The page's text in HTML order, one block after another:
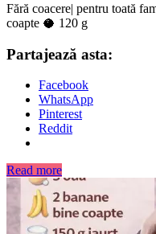
Fără coacere| pentru toată
coapte 🥥 120 g
Partajează asta:
Facebook
WhatsApp
Pinterest
Reddit
Read more